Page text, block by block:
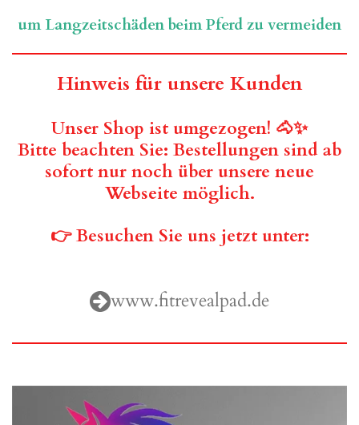
um Langzeitschäden beim Pferd zu vermeiden
Hinweis für unsere Kunden
Unser Shop ist umgezogen! 🐴✨
Bitte beachten Sie: Bestellungen sind ab
sofort nur noch über unsere neue
Webseite möglich.
👉 Besuchen Sie uns jetzt unter:
www.fitrevealpad.de